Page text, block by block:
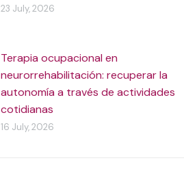
23 July, 2026
Terapia ocupacional en
neurorrehabilitación: recuperar la
autonomía a través de actividades
cotidianas
16 July, 2026